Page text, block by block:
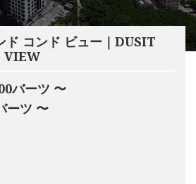
ド コンド ビュー｜DUSIT
VIEW
バーツ 〜
ーツ 〜